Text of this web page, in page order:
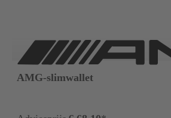
AMG-slimwallet